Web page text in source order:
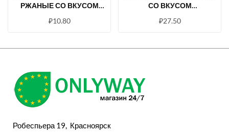
РЖАНЫЕ СО ВКУСОМ
₽10.80
СО ВКУСОМ
₽27.50
Робеспьера 19, Красноярск